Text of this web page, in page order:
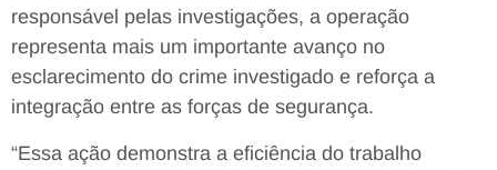
responsável pelas investigações, a operação
representa mais um importante avanço no
esclarecimento do crime investigado e reforça a
integração entre as forças de segurança.
“Essa ação demonstra a eficiência do trabalho